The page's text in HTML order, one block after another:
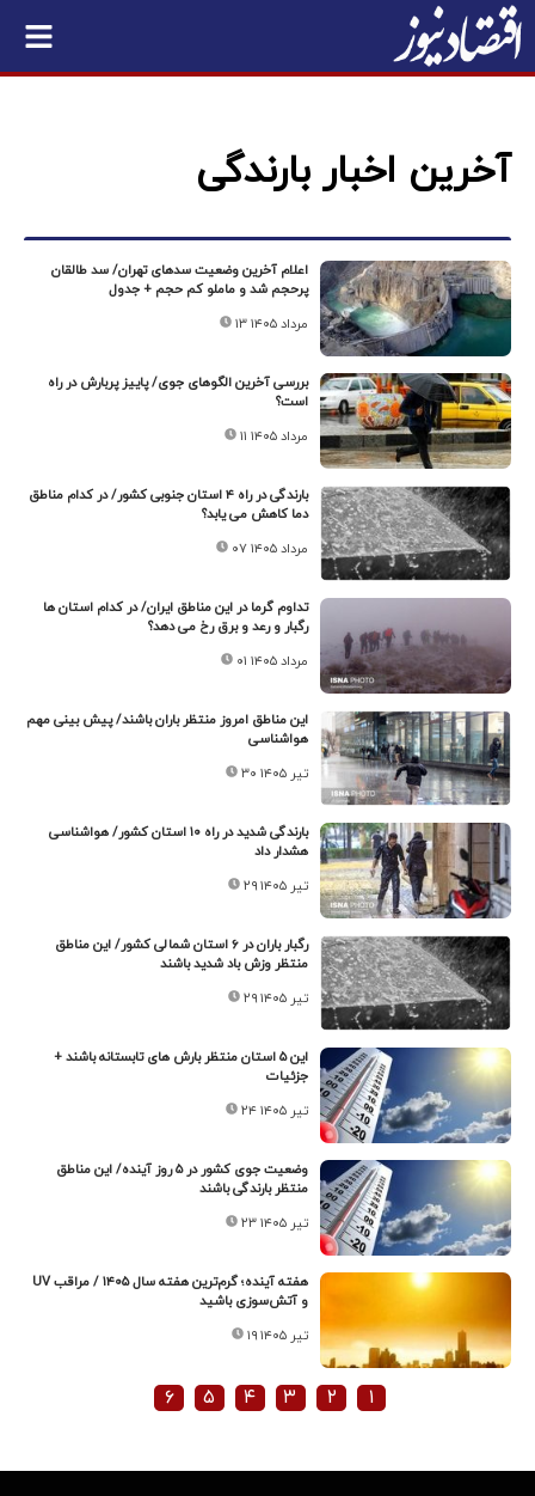
آخرین اخبار بارندگی
اعلام آخرین وضعیت سدهای تهران/ سد طالقان
پرحجم شد و ماملو کم حجم + جدول
۱۳ مرداد ۱۴۰۵
بررسی آخرین الگوهای جوی/ پاییز پربارش در راه
است؟
۱۱ مرداد ۱۴۰۵
بارندگی در راه ۴ استان جنوبی کشور/ در کدام مناطق
دما کاهش می یابد؟
۰۷ مرداد ۱۴۰۵
تداوم گرما در این مناطق ایران/ در کدام استان ها
رگبار و رعد و برق رخ می دهد؟
۰۱ مرداد ۱۴۰۵
این مناطق امروز منتظر باران باشند/ پیش بینی مهم
هواشناسی
۳۰ تیر ۱۴۰۵
بارندگی شدید در راه ۱۰ استان کشور/ هواشناسی
هشدار داد
۲۹ تیر ۱۴۰۵
رگبار باران در ۶ استان شمالی کشور/ این مناطق
منتظر وزش باد شدید باشند
۲۹ تیر ۱۴۰۵
این ۵ استان منتظر بارش های تابستانه باشند +
جزئیات
۲۴ تیر ۱۴۰۵
وضعیت جوی کشور در ۵ روز آینده/ این مناطق
منتظر بارندگی باشند
۲۳ تیر ۱۴۰۵
هفته آینده؛ گرم‌ترین هفته سال ۱۴۰۵ / مراقب UV
و آتش‌سوزی باشید
۱۹ تیر ۱۴۰۵
۱ ۲ ۳ ۴ ۵ ۶